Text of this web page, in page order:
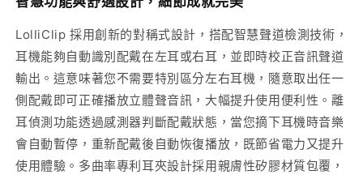
LolliClip 採用創新的對稱式設計，搭配智慧聲道檢測技術，
耳機能夠自動識別配戴在左耳或右耳，並即時校正音訊聲道
輸出。這意味著您不需要特別區分左右耳機，隨意取出任一
側配戴即可正確播放立體聲音訊，大幅提升使用便利性。離
耳偵測功能透過感測器判斷配戴狀態，當您摘下耳機時音樂
會自動暫停，重新配戴後自動恢復播放，既節省電力又提升
使用體驗。多曲率專利耳夾設計採用親膚性矽膠材質包覆，